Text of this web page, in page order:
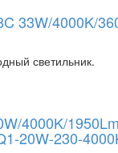
33W/4000K/
светильник.
4000K/
20W-230-